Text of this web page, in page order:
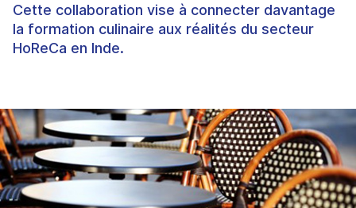
Cette collaboration vise à connecter davantage
la formation culinaire aux réalités du secteur
HoReCa en Inde.